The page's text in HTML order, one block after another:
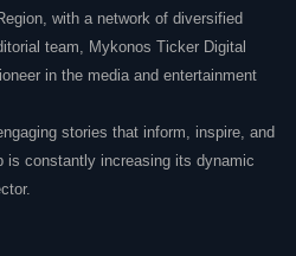
with a network of diversified
team, Mykonos Ticker Digital
in the media and entertainment
stories that inform, inspire, and
is constantly increasing its dynamic